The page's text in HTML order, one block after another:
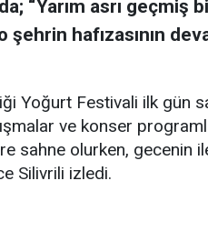
“Yarım asrı geçmiş
hafızasının
Yoğurt Festivali ilk gün
ve konser
sahne olurken, gecenin
Silivrili izledi.